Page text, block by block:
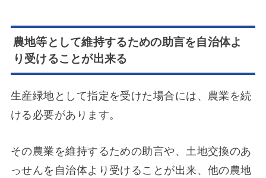
農地等として維持するための助言を自治体よ
り受けることが出来る
生産緑地として指定を受けた場合には、農業を続
ける必要があります。
その農業を維持するための助言や、土地交換のあ
っせんを自治体より受けることが出来、他の農地